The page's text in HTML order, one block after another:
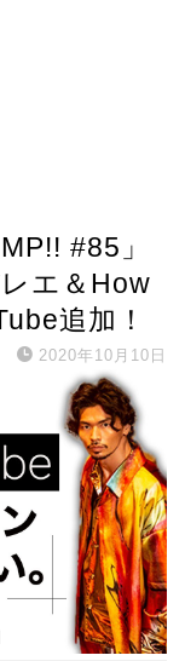
#85」
エ＆How
追加！
2020年10月10日